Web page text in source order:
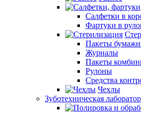
Салфетки в
Фартуки в
Пакеты
Журналы
Пакеты
Рулоны
Средства
Чехлы
Зуботехническая